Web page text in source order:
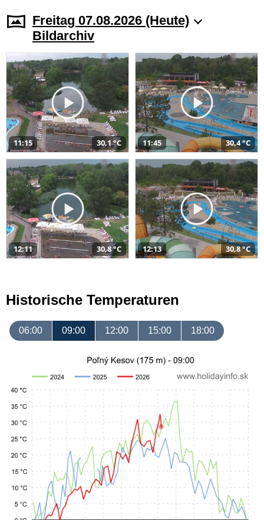
Freitag 07.08.2026 (Heute)
Bildarchiv
11:15 30,1 °C 11:45 30,4 °C
12:11 30,8 °C 12:13 30,8 °C
Historische Temperaturen
06:00 09:00 12:00 15:00 18:00